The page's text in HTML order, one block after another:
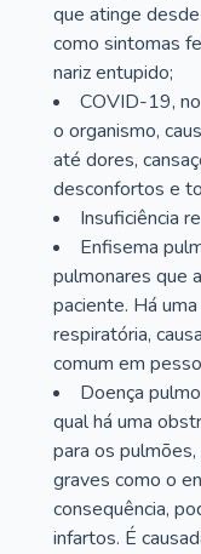
que atinge
como sintomas
nariz entupido;
COVID-19,
o organismo,
até dores,
desconfortos e
Insuficiência
Enfisema
pulmonares que
paciente. Há
respiratória,
comum em
Doença
qual há uma
para os
graves como o
consequência,
infartos. É